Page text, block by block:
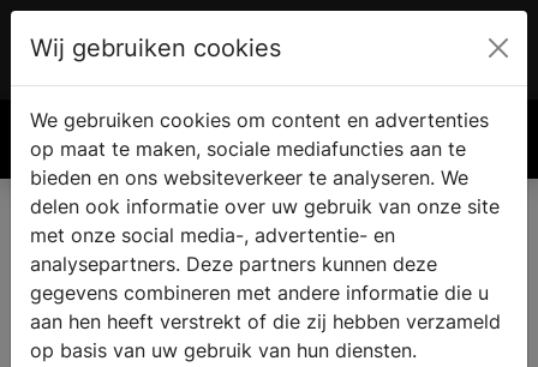
€ 0.00
Wij gebruiken cookies
We gebruiken cookies om content en advertenties
op maat te maken, sociale mediafuncties aan te
bieden en ons websiteverkeer te analyseren. We
delen ook informatie over uw gebruik van onze site
met onze social media-, advertentie- en
analysepartners. Deze partners kunnen deze
gegevens combineren met andere informatie die u
aan hen heeft verstrekt of die zij hebben verzameld
op basis van uw gebruik van hun diensten.